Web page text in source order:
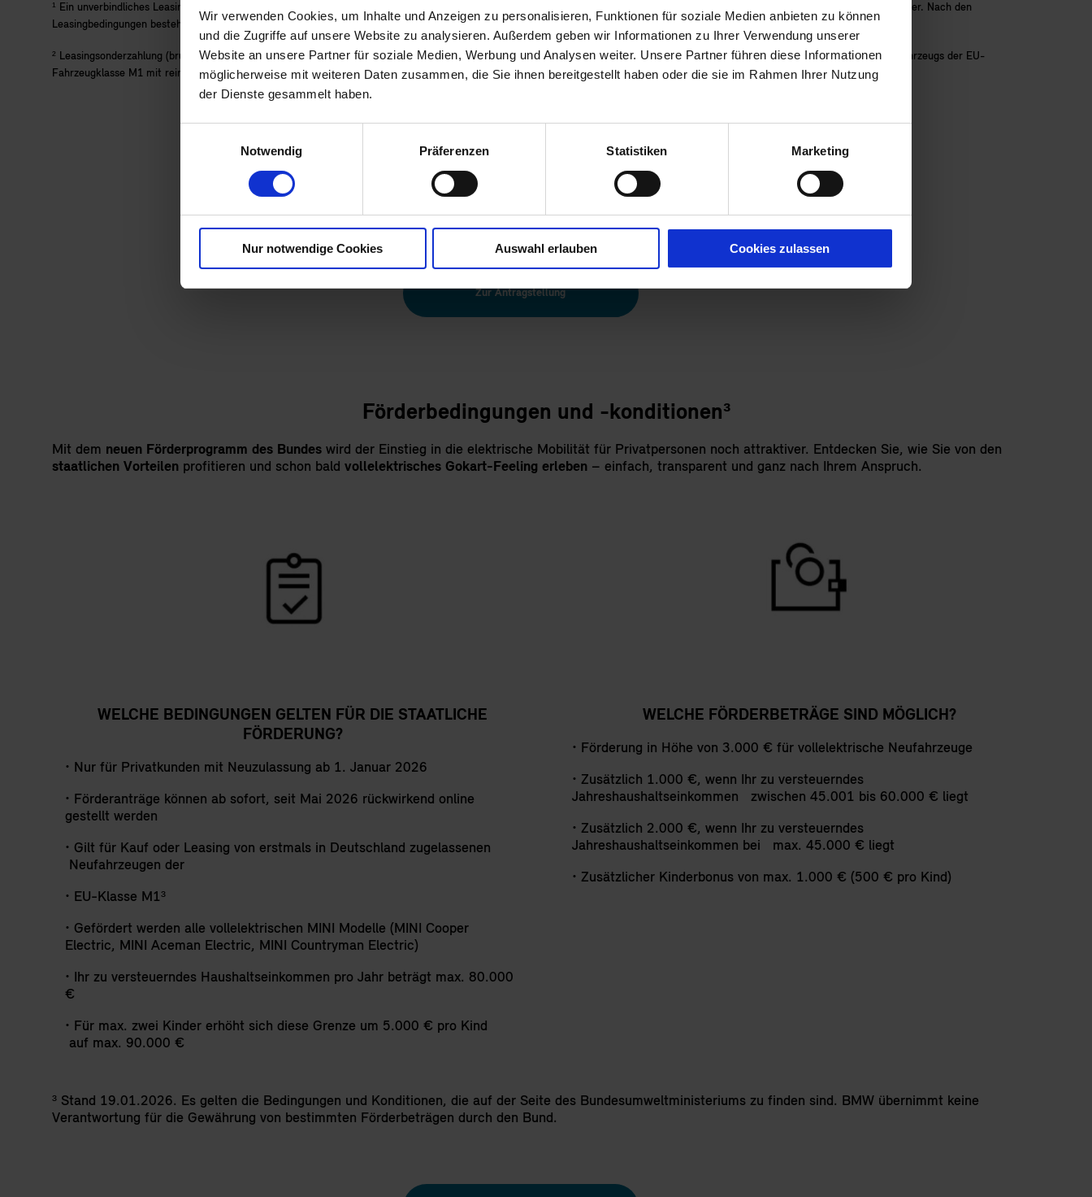
Wir verwenden Cookies, um Inhalte und Anzeigen zu personalisieren, Funktionen für soziale Medien anbieten zu können
und die Zugriffe auf unsere Website zu analysieren. Außerdem geben wir Informationen zu Ihrer Verwendung unserer
Website an unsere Partner für soziale Medien, Werbung und Analysen weiter. Unsere Partner führen diese Informationen
möglicherweise mit weiteren Daten zusammen, die Sie ihnen bereitgestellt haben oder die sie im Rahmen Ihrer Nutzung
der Dienste gesammelt haben.
Notwendig
Präferenzen Statistiken Marketing
Nur notwendige Cookies Auswahl erlauben Cookies zulassen
¹ Ein unverbindliches Leasingbeispiel der BMW Bank GmbH, Lilienthalallee 26, 80939 München. Stand 06/2026. Alle Preise inkl. der gegebenenfalls gesetzlich anfallenden Umsatzsteuer. Nach den
Leasingbedingungen besteht die Verpflichtung, für das Fahrzeug eine Vollkaskoversicherung abzuschließen. Angebot gültig bis 30.06.2026 und Zulassung bis 30.09.2026.
² Leasingsonderzahlung (brutto) beinhaltet Förderbetrag.Nur für Privatkunden. Die E-Auto-Förderung gilt beim Kauf oder Leasing eines erstmals in Deutschland zugelassenen Neufahrzeugs der EU-
Fahrzeugklasse M1 mit rein batterieelektrischem Antrieb. Weitere Informationen finden Sie auf der Seite des Bundesumweltministeriums.
JETZT ANTRAG AUF E-AUTO-FÖRDERUNG STELLEN.
Zur Antragstellung
Förderbedingungen und -konditionen³
Mit dem neuen Förderprogramm des Bundes wird der Einstieg in die elektrische Mobilität für Privatpersonen noch attraktiver. Entdecken Sie, wie Sie von den
staatlichen Vorteilen profitieren und schon bald vollelektrisches Gokart-Feeling erleben – einfach, transparent und ganz nach Ihrem Anspruch.
WELCHE BEDINGUNGEN GELTEN FÜR DIE STAATLICHE
FÖRDERUNG?
• Nur für Privatkunden mit Neuzulassung ab 1. Januar 2026
• Förderanträge können ab sofort, seit Mai 2026 rückwirkend online
gestellt werden
• Gilt für Kauf oder Leasing von erstmals in Deutschland zugelassenen
Neufahrzeugen der
• EU-Klasse M1³
• Gefördert werden alle vollelektrischen MINI Modelle (MINI Cooper
Electric, MINI Aceman Electric, MINI Countryman Electric)
• Ihr zu versteuerndes Haushaltseinkommen pro Jahr beträgt max. 80.000
€
• Für max. zwei Kinder erhöht sich diese Grenze um 5.000 € pro Kind
auf max. 90.000 €
WELCHE FÖRDERBETRÄGE SIND MÖGLICH?
• Förderung in Höhe von 3.000 € für vollelektrische Neufahrzeuge
• Zusätzlich 1.000 €, wenn Ihr zu versteuerndes
Jahreshaushaltseinkommen zwischen 45.001 bis 60.000 € liegt
• Zusätzlich 2.000 €, wenn Ihr zu versteuerndes
Jahreshaushaltseinkommen bei max. 45.000 € liegt
• Zusätzlicher Kinderbonus von max. 1.000 € (500 € pro Kind)
³ Stand 19.01.2026. Es gelten die Bedingungen und Konditionen, die auf der Seite des Bundesumweltministeriums zu finden sind. BMW übernimmt keine
Verantwortung für die Gewährung von bestimmten Förderbeträgen durch den Bund.